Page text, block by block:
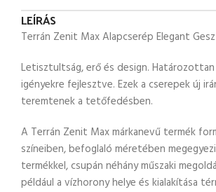
LEÍRÁS
Terrán Zenit Max Alapcserép Elegant
Letisztultság, erő és design.
igényekre fejlesztve. Ezek a cserepek új
teremtenek a tetőfedésben.
A Terrán Zenit Max márkanevű termék
színeiben, befoglaló méretében
termékkel, csupán néhány műszaki
például a vízhorony helye és kialakítása